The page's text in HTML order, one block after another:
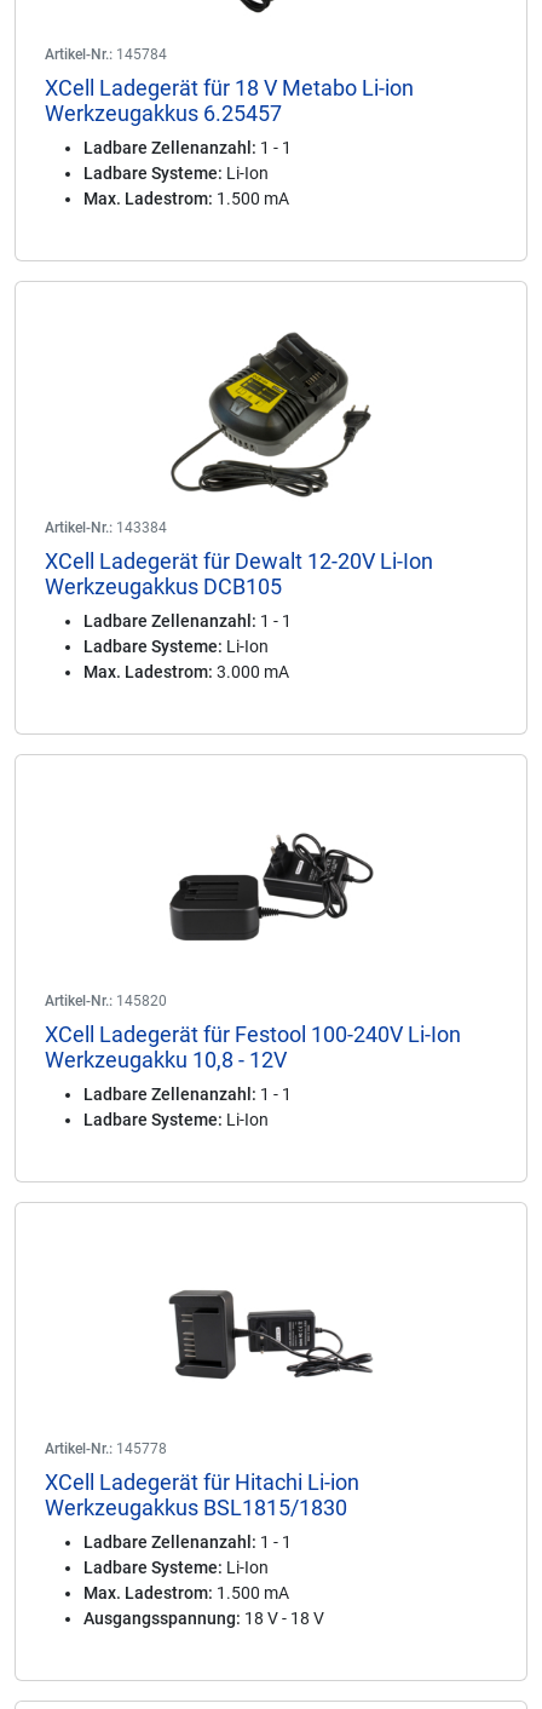
Artikel-Nr.: 145784
XCell Ladegerät für 18 V Metabo Li-ion
Werkzeugakkus 6.25457
Ladbare Zellenanzahl: 1 - 1
Ladbare Systeme: Li-Ion
Max. Ladestrom: 1.500 mA
Artikel-Nr.: 143384
XCell Ladegerät für Dewalt 12-20V Li-Ion
Werkzeugakkus DCB105
Ladbare Zellenanzahl: 1 - 1
Ladbare Systeme: Li-Ion
Max. Ladestrom: 3.000 mA
Artikel-Nr.: 145820
XCell Ladegerät für Festool 100-240V Li-Ion
Werkzeugakku 10,8 - 12V
Ladbare Zellenanzahl: 1 - 1
Ladbare Systeme: Li-Ion
Artikel-Nr.: 145778
XCell Ladegerät für Hitachi Li-ion
Werkzeugakkus BSL1815/1830
Ladbare Zellenanzahl: 1 - 1
Ladbare Systeme: Li-Ion
Max. Ladestrom: 1.500 mA
Ausgangsspannung: 18 V - 18 V